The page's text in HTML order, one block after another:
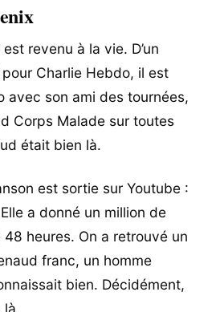
revenu à la vie. D’un
Charlie Hebdo, il est
avec son ami des tournées,
Corps Malade sur toutes
était bien là.
est sortie sur Youtube :
a donné un million de
heures. On a retrouvé un
franc, un homme
bien. Décidément,